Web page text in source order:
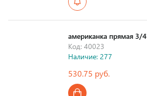
американка прямая 3/
Код: 40023
Наличие: 277
530.75 руб.